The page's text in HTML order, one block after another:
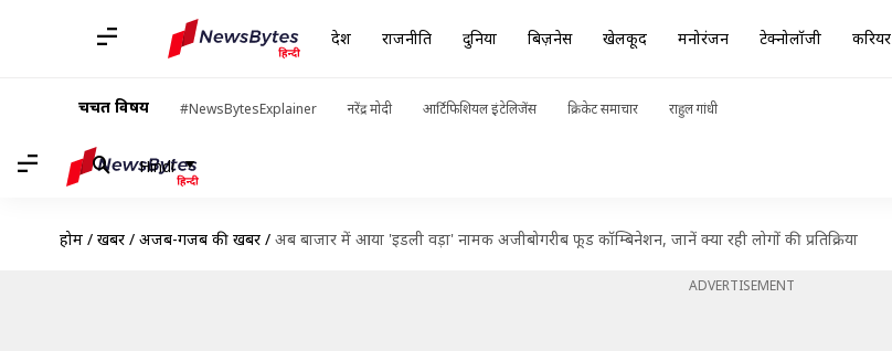
देश राजनीति दुनिया बिज़नेस खेलकूद मनोरंजन टेक्नोलॉजी करियर
चर्चित विषय #NewsBytesExplainer नरेंद्र मोदी आर्टिफिशियल इंटेलिजेंस क्रिकेट समाचार राहुल गांधी
Hindi
होम / खबरें / अजब-गजब की खबरें / अब बाजार में आया 'इडली वड़ा' नामक अजीबोगरीब फूड कॉम्बिनेशन, जानें क्या रही लोगों की प्रतिक्रिया
ADVERTISEMENT